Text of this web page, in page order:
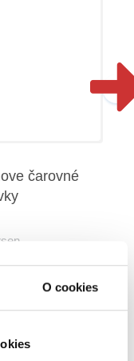
O cookies
čarovné